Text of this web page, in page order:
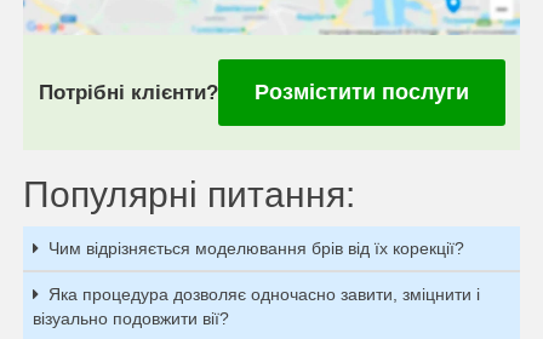
Потрібні клієнти? Розмістити послуги
Популярні питання:
Чим відрізняється моделювання брів від їх корекції?
Яка процедура дозволяє одночасно завити, зміцнити і
візуально подовжити вії?